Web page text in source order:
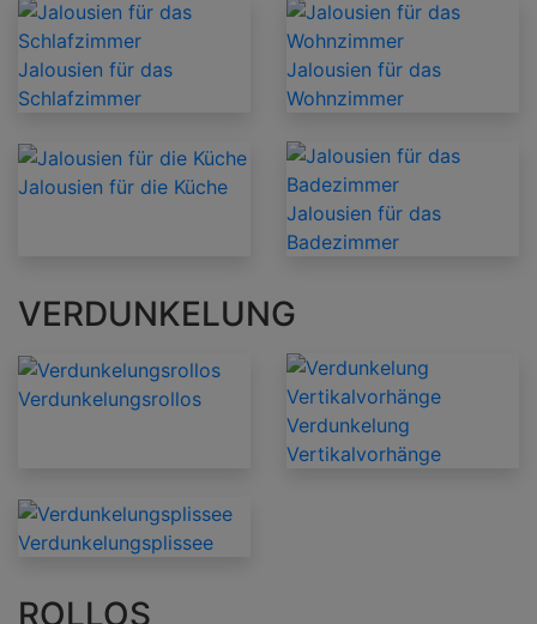
Jalousien für das
Schlafzimmer
Jalousien für das
Wohnzimmer
Jalousien für die Küche
Jalousien für das
Badezimmer
VERDUNKELUNG
Verdunkelungsrollos
Verdunkelung
Vertikalvorhänge
Verdunkelungsplissee
ROLLOS